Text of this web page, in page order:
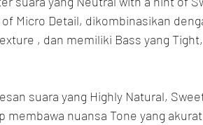
Micro Detail, dikombinasikan
, dan memiliki Bass yang
suara yang Highly Natural,
membawa nuansa Tone yang